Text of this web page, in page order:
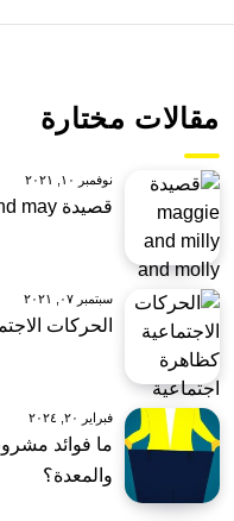
مقالات مختارة
نوفمبر ١٠, ٢٠٢١
قصيدة maggie and milly and molly and may
سبتمبر ٠٧, ٢٠٢١
الحركات
فبراير ٢٠, ٢٠٢٤
ما فوائد
والمعدة؟